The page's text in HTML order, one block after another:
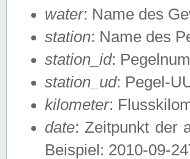
water: Name des
station: Name des
station_id:
station_ud: Pegel-
kilometer:
date: Zeitpunkt der
Beispiel: 2010-09-